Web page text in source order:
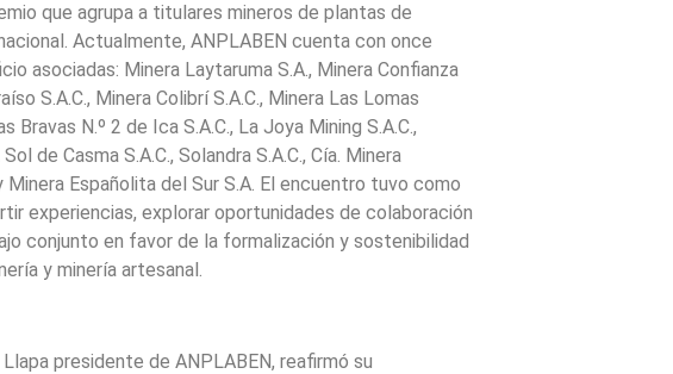
que agrupa a titulares mineros de plantas de
Actualmente, ANPLABEN cuenta con once
asociadas: Minera Laytaruma S.A., Minera Confianza
S.A.C., Minera Colibrí S.A.C., Minera Las Lomas
Bravas N.º 2 de Ica S.A.C., La Joya Mining S.A.C.,
de Casma S.A.C., Solandra S.A.C., Cía. Minera
Minera Españolita del Sur S.A. El encuentro tuvo como
experiencias, explorar oportunidades de colaboración
conjunto en favor de la formalización y sostenibilidad
y minería artesanal.
Llapa presidente de ANPLABEN, reafirmó su